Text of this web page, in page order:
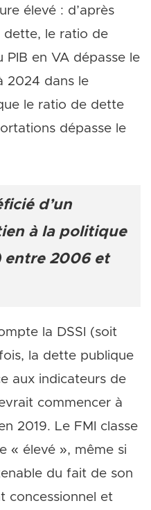
élevé : d’après
dette, le ratio de
en VA dépasse le
2024 dans le
le ratio de dette
dépasse le
d’un
à la politique
entre 2006 et
la DSSI (soit
la dette publique
aux indicateurs de
commencer à
2019. Le FMI classe
« élevé », même si
du fait de son
concessionnel et